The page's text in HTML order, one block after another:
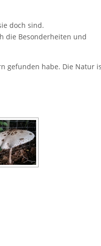
doch sind.
die Besonderheiten und
gefunden habe. Die Natur